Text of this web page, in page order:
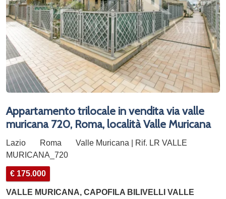
Appartamento trilocale in vendita via valle
muricana 720, Roma, località Valle Muricana
Lazio Roma
Valle Muricana | Rif. LR VALLE
MURICANA_720
€ 175.000
VALLE MURICANA, CAPOFILA BILIVELLI VALLE